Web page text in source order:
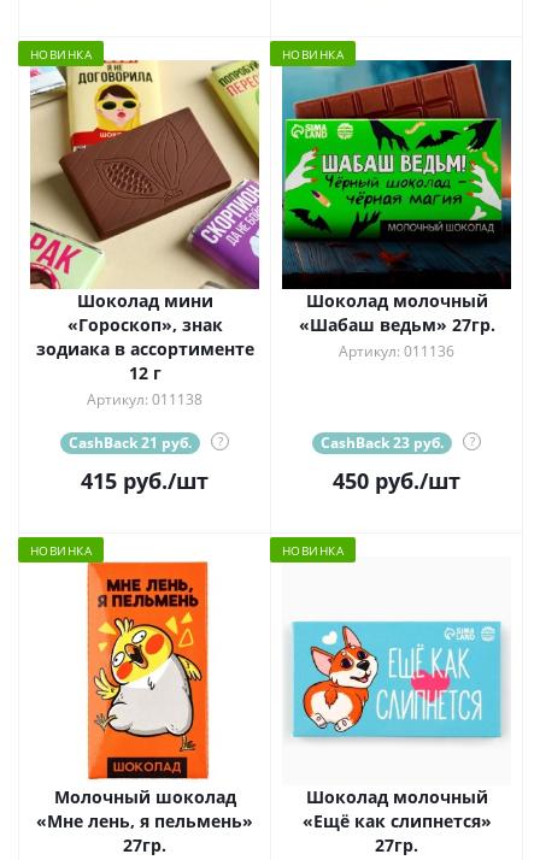
НОВИНКА
Шоколад мини
«Гороскоп», знак
зодиака в ассортименте
12 г
Артикул: 011138
CashBack 21 руб. ?
415 руб./шт
НОВИНКА
Шоколад молочный
«Шабаш ведьм» 27гр.
Артикул: 011136
CashBack 23 руб. ?
450 руб./шт
НОВИНКА
Молочный шоколад
«Мне лень, я пельмень»
27гр.
НОВИНКА
Шоколад молочный
«Ещё как слипнется»
27гр.